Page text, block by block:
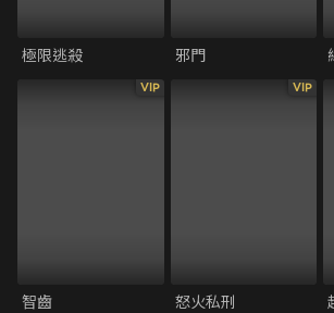
極限逃殺 邪門
VIP
智齒
VIP
怒火私刑